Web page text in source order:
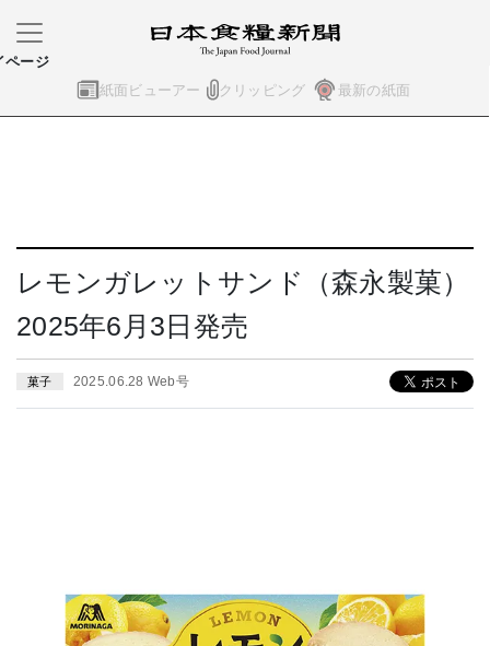
紙面ビューアー クリッピング 最新の紙面
ページ
レモンガレットサンド（森永製菓）
2025年6月3日発売
菓子 2025.06.28 Web号